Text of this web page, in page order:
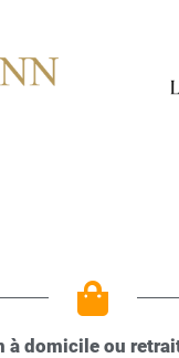
à domicile ou